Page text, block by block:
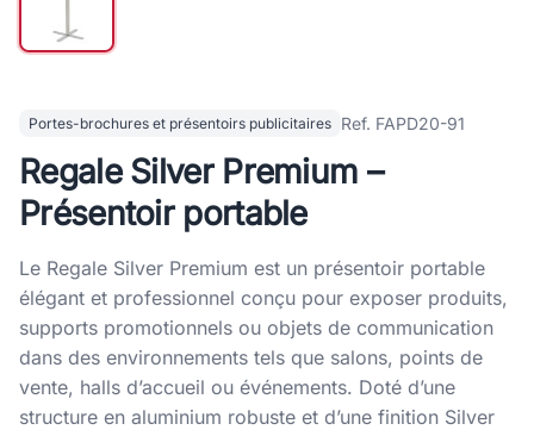
Portes-brochures et présentoirs publicitaires Ref. FAPD20-91
Regale Silver Premium –
Présentoir portable
Le Regale Silver Premium est un présentoir portable
élégant et professionnel conçu pour exposer produits,
supports promotionnels ou objets de communication
dans des environnements tels que salons, points de
vente, halls d’accueil ou événements. Doté d’une
structure en aluminium robuste et d’une finition Silver